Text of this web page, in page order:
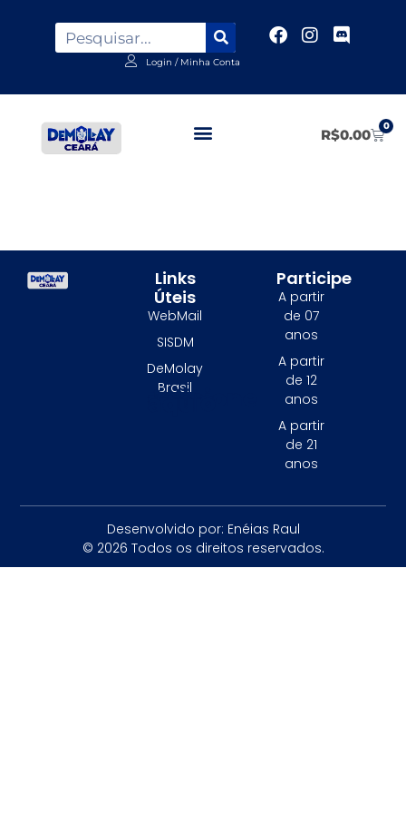
Login / Minha Conta
R$0.00
0
Links
Úteis
WebMail
SISDM
DeMolay
Brasil
Participe
A partir
de 07
anos
A partir
de 12
anos
A partir
de 21
anos
Desenvolvido por: Enéias Raul
© 2026 Todos os direitos reservados.